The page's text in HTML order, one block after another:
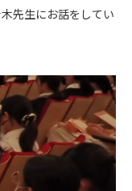
先生にお話をしてい